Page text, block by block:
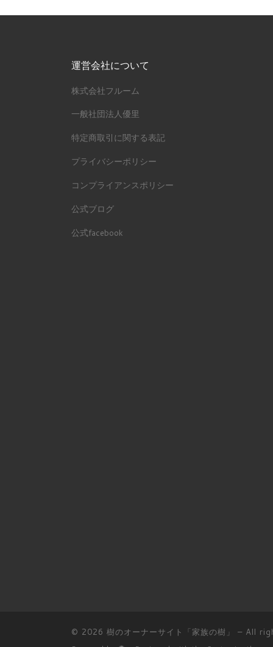
運営会社について
株式会社フルーム
一般社団法人優里
特定商取引に関する表記
プライバシーポリシー
コンプライアンスポリシー
公式ブログ
公式facebook
© 2026 樹のオーナーサイト「家族の樹」 – All